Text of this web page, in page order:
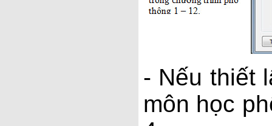
- Nếu thiết
môn học